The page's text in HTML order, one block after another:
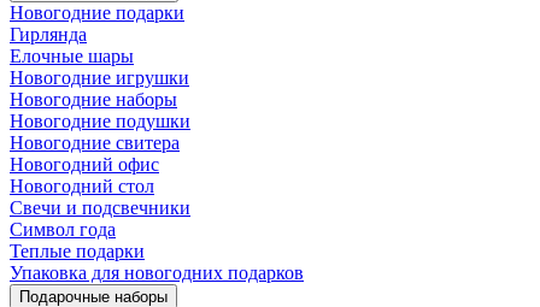
Новогодние подарки
Гирлянда
Елочные шары
Новогодние игрушки
Новогодние наборы
Новогодние подушки
Новогодние свитера
Новогодний офис
Новогодний стол
Свечи и подсвечники
Символ года
Теплые подарки
Упаковка для новогодних подарков
Подарочные наборы